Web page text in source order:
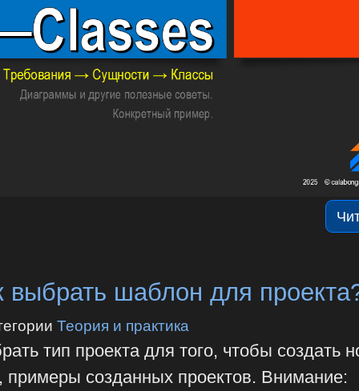
выбрать шаблон для
Теория и практика
тип проекта для того, чтобы создать
созданных проектов. Внимание: